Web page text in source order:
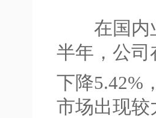
在国内业
半年，公司
下降5.42%
市场出现较